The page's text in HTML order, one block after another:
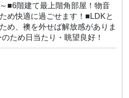
■6階建て最上階角部屋！物音
め快適に過ごせます！■LDKと
め、襖を外せば解放感がありま
ため日当たり・眺望良好！